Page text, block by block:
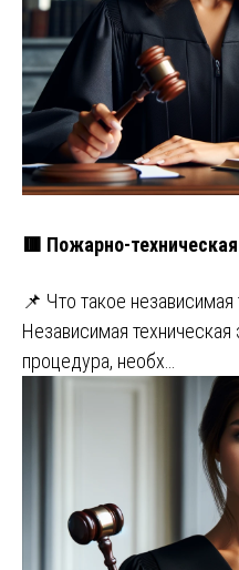
🟥 Пожарно-
📌 Что такое независимая
Независимая техническая
процедура, необх…